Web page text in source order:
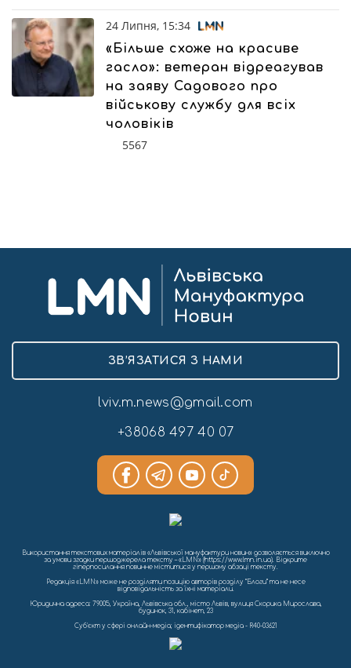
24 Липня, 15:34
«Більше схоже на красиве
гасло»: ветеран відреагував
на заяву Садового про
військову службу для всіх
чоловіків
5567
ЗВ’ЯЗАТИСЯ З НАМИ
lviv.m.news@gmail.com
+38068 497 40 07
Використання текстових матеріалів «Львівської мануфактури новин» дозволяється виключно
за умови згадки першоджерела тексту – «LMN» (https://www.lmn.in.ua). Відкрите
гіперпосилання повинне міститися у першому абзаці тексту.
Редакція «LMN» може не розділяти позицію авторів розділу “Блоги” та не несе
відповідальність за їхні матеріали.
Юридична адреса: 79005, Україна, Львівська обл., місто Львів, вулиця Скорика Мирослава,
будинок, 31, кабінет, 23
Cуб'єкт у сфері онлайн-медіа; ідентифікатор медіа - R40-03621